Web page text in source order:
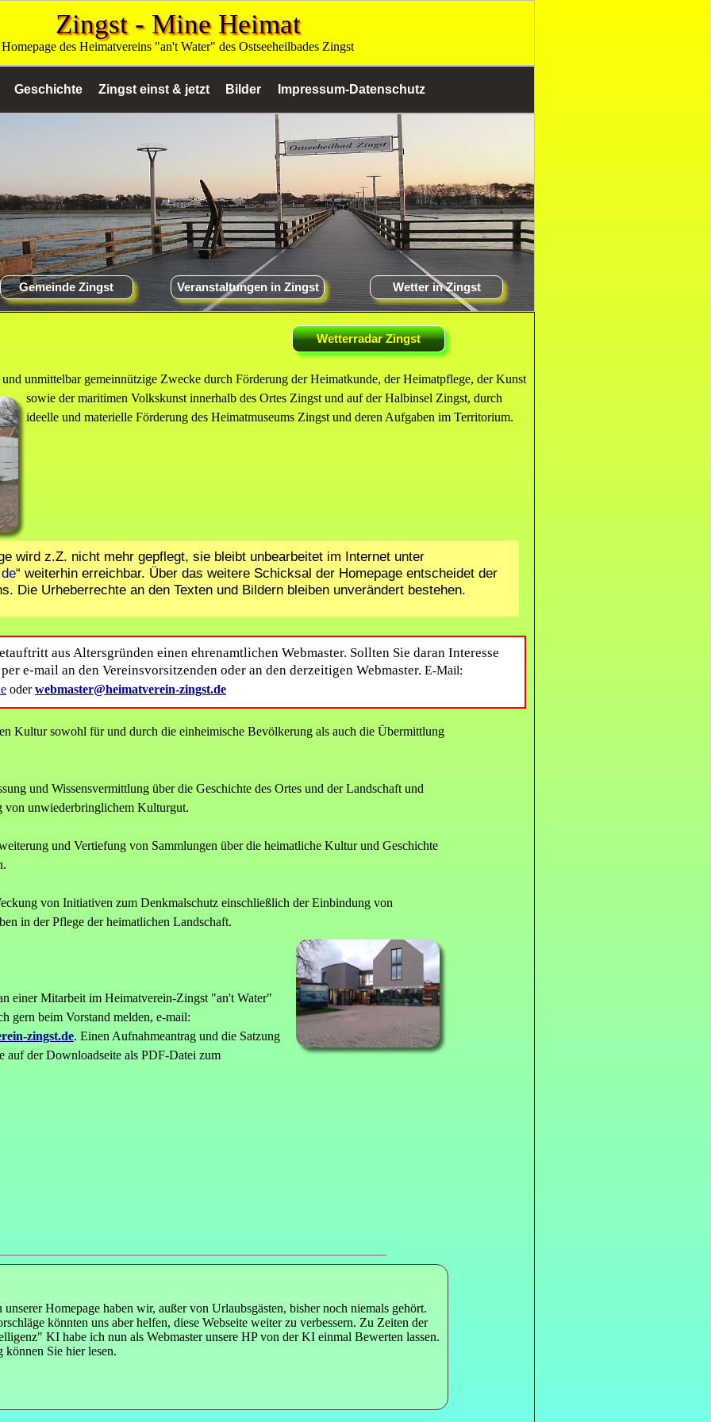
Zingst - Mine Heimat
Homepage des Heimatvereins "an't Water" des Ostseeheilbades Zingst
Geschichte Zingst einst & jetzt Bilder Impressum-Datenschutz
Wetter in Zingst
Veranstaltungen in Zingst
Gemeinde Zingst
Wetterradar Zingst
unmittelbar gemeinnützige Zwecke durch Förderung der Heimatkunde, derHeimatpflege, der Kunst
sowie der maritimen Volkskunst innerhalb des Ortes Zingst und auf der Halbinsel Zingst, durch
ideelle und materielle Förderung des Heimatmuseums Zingst und deren Aufgaben im Territorium.
des Heimatmuseums Zingst als Mittelpunkt der Pflege des Heimatgedankens.
Kultur sowohl für und durch die einheimische Bevölkerung als auch die Übermittlung
und Wissensvermittlung über die Geschichte des Ortes und der Landschaft und
von unwiederbringlichem Kulturgut.
und Vertiefung von Sammlungen über die heimatliche Kultur und Geschichte
von Initiativen zum Denkmalschutz einschließlich der Einbindung von
in der Pflege der heimatlichen Landschaft.
einer Mitarbeit im Heimatverein-Zingst "an't Water"
gern beim Vorstand melden, e-mail:
zingst.de. Einen Aufnahmeantrag und die Satzung
auf der Downloadseite als PDF-Datei zum
wird z.Z. nicht mehr gepflegt, sie bleibt unbearbeitet im Internet unter
“ weiterhin erreichbar. Über das weitere Schicksal der Homepage entscheidet der
Die Urheberrechte an den Texten und Bildern bleiben unverändert bestehen.
aus Altersgründen einen ehrenamtlichen Webmaster. Sollten Sie daran Interesse
e-mail an den Vereinsvorsitzenden oder an den derzeitigen Webmaster. E-Mail:
oderwebmaster@heimatverein-zingst.de
Homepage haben wir, außer von Urlaubsgästen, bisher noch niemals gehört.
könnten uns aber helfen, diese Webseite weiter zu verbessern. Zu Zeiten der
KI habe ich nun als Webmaster unsere HP von der KI einmal Bewerten lassen.
können Sie hier lesen.